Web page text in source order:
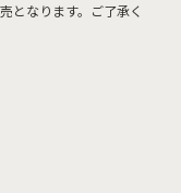
となります。ご了承く